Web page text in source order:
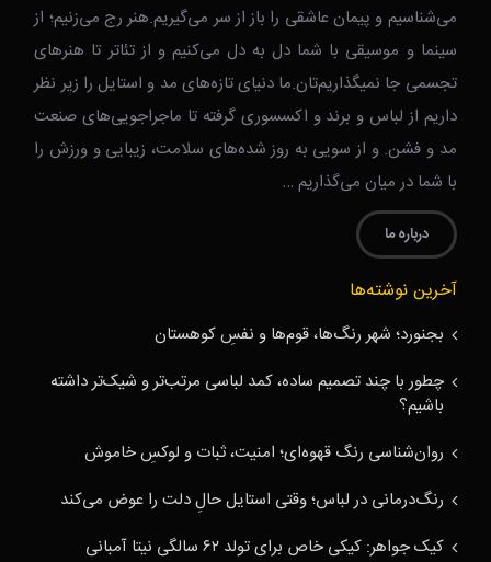
می‌شناسیم و پیمان عاشقی را باز از سر می‌گیریم.هنر رج می‌زنیم؛ از
سینما و موسیقی با شما دل به دل می‌کنیم و از تئاتر تا هنرهای
تجسمی جا نمیگذاریم‌تان.ما دنیای تازه‌های مد و استایل را زیر نظر
داریم از لباس و برند و اکسسوری گرفته تا ماجراجویی‌های صنعت
مد و فشن. و از سویی به روز شده‌های سلامت، زیبایی و ورزش را
با شما در میان می‌گذاریم …
درباره ما
آخرین نوشته‌ها
بجنورد؛ شهر رنگ‌ها، قوم‌ها و نفسِ کوهستان
چطور با چند تصمیم ساده، کمد لباسی مرتب‌تر و شیک‌تر داشته
باشیم؟
روان‌شناسی رنگ قهوه‌ای؛ امنیت، ثبات و لوکسِ خاموش
رنگ‌درمانی در لباس؛ وقتی استایل حالِ دلت را عوض می‌کند
کیک جواهر: کیکی خاص برای تولد ۶۲ سالگی نیتا آمبانی